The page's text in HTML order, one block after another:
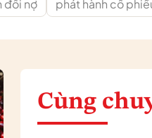
đổi nợ phát hành cổ
Cùng